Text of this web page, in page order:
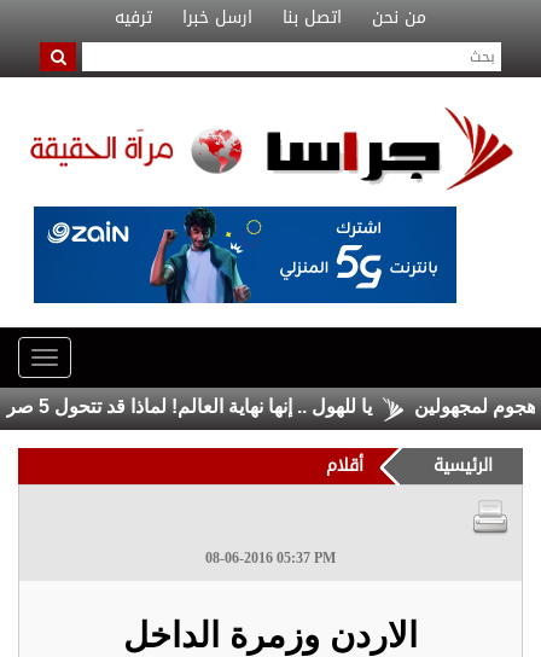
من نحن اتصل بنا ارسل خبرا ترفيه
يا للهول .. إنها نهاية العالم! لماذا قد تتحول 5 صراعات إلى حرب عالمية واحدة؟
الرئيسية أقلام
08-06-2016 05:37 PM
الاردن وزمرة الداخل